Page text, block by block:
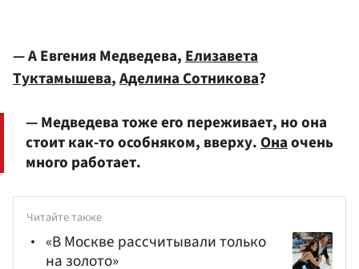
— А Евгения Медведева,Елизавета
Туктамышева,Аделина Сотникова?
— Медведева тоже его переживает, но она
стоит как-то особняком, вверху.Онаочень
много работает.
Читайте также
«В Москве рассчитывали только
на золото»